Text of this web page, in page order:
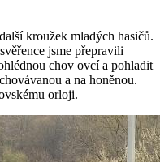
kroužek mladých hasičů.
jsme přepravili
chov ovcí a pohladit
a na honěnou.
orloji.